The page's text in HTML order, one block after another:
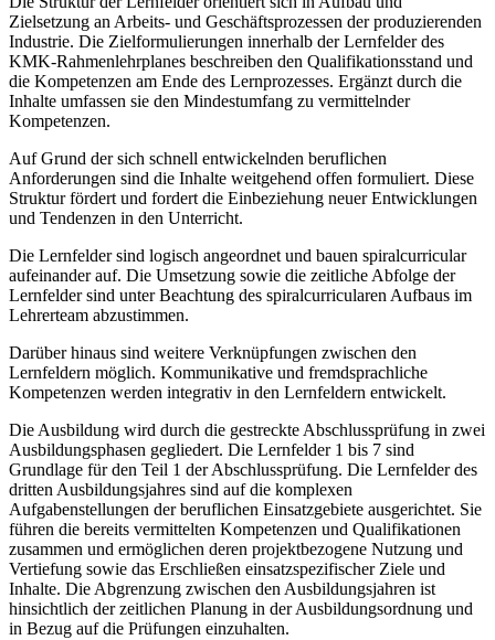
Zielsetzung an Arbeits- und Geschäftsprozessen der produzierenden
Industrie. Die Zielformulierungen innerhalb der Lernfelder des
KMK-Rahmenlehrplanes beschreiben den Qualifikationsstand und
die Kompetenzen am Ende des Lernprozesses. Ergänzt durch die
Inhalte umfassen sie den Mindestumfang zu vermittelnder
Kompetenzen.
Auf Grund der sich schnell entwickelnden beruflichen
Anforderungen sind die Inhalte weitgehend offen formuliert. Diese
Struktur fördert und fordert die Einbeziehung neuer Entwicklungen
und Tendenzen in den Unterricht.
Die Lernfelder sind logisch angeordnet und bauen spiralcurricular
aufeinander auf. Die Umsetzung sowie die zeitliche Abfolge der
Lernfelder sind unter Beachtung des spiralcurricularen Aufbaus im
Lehrerteam abzustimmen.
Darüber hinaus sind weitere Verknüpfungen zwischen den
Lernfeldern möglich. Kommunikative und fremdsprachliche
Kompetenzen werden integrativ in den Lernfeldern entwickelt.
Die Ausbildung wird durch die gestreckte Abschlussprüfung in zwei
Ausbildungsphasen gegliedert. Die Lernfelder 1 bis 7 sind
Grundlage für den Teil 1 der Abschlussprüfung. Die Lernfelder des
dritten Ausbildungsjahres sind auf die komplexen
Aufgabenstellungen der beruflichen Einsatzgebiete ausgerichtet. Sie
führen die bereits vermittelten Kompetenzen und Qualifikationen
zusammen und ermöglichen deren projektbezogene Nutzung und
Vertiefung sowie das Erschließen einsatzspezifischer Ziele und
Inhalte. Die Abgrenzung zwischen den Ausbildungsjahren ist
hinsichtlich der zeitlichen Planung in der Ausbildungsordnung und
in Bezug auf die Prüfungen einzuhalten.